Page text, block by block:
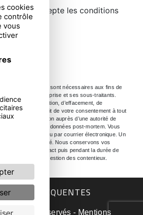
cookies
contrôle
vous
case, j'accepte les conditions
**
communiquées sont nécessaires aux fins de
destinées à l'entreprise et ses sous-traitants.
de rectification, d’effacement, de
de retrait de votre consentement à tout
une réclamation auprès d’une autorité de
le sort de vos données post-mortem. Vous
par voie postale ou par courrier électronique. Un
vous être demandé. Nous conservons vos
de prise de contact puis pendant la durée de
probatoire et de gestion des contentieux.
FRÉQUENTES
droits réservés - Mentions